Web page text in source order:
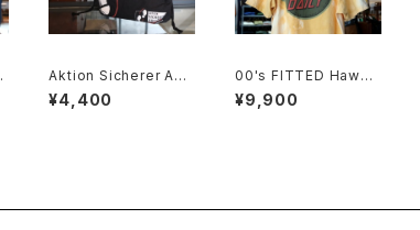
Aktion Sicherer Auft
ritt cotton promotio
nal drawstring Bag
¥4,400
00's FITTED Hawaii
cut-off tie-dye Tee
¥9,900